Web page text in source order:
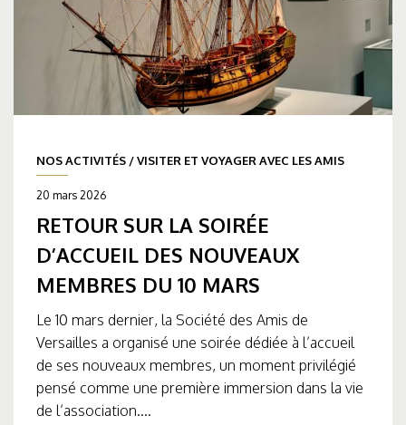
NOS ACTIVITÉS /VISITER ET VOYAGER AVEC LES AMIS
20 mars 2026
RETOUR SUR LA SOIRÉE
D’ACCUEIL DES NOUVEAUX
MEMBRES DU 10 MARS
Le 10 mars dernier, la Société des Amis de
Versailles a organisé une soirée dédiée à l’accueil
de ses nouveaux membres, un moment privilégié
pensé comme une première immersion dans la vie
de l’association....